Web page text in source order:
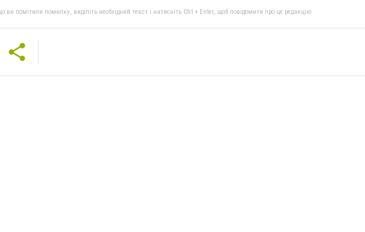
ви помітили помилку, виділіть необхідний текст і натисніть Ctrl + Enter, щоб повідомити про це редакцію